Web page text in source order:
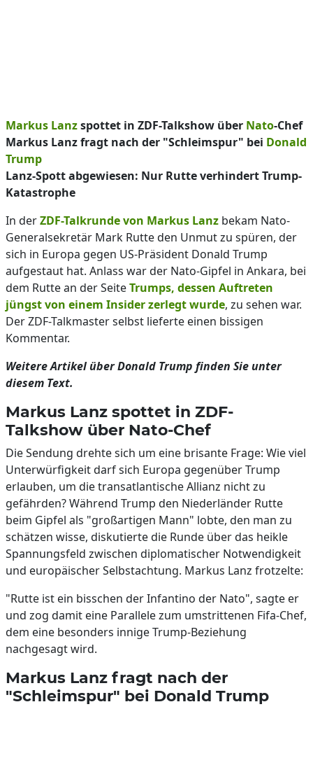
Markus Lanzspottet in ZDF-Talkshow über Nato-Chef
Markus Lanz fragt nach der "Schleimspur" bei Donald
Trump
Lanz-Spott abgewiesen: Nur Rutte verhindert Trump-
Katastrophe
In derZDF-Talkrunde von Markus Lanz bekam Nato-
Generalsekretär Mark Rutte den Unmut zu spüren, der
sich in Europa gegen US-Präsident Donald Trump
aufgestaut hat. Anlass war der Nato-Gipfel in Ankara, bei
dem Rutte an der SeiteTrumps, dessen Auftreten
jüngst von einem Insider zerlegt wurde, zu sehen war.
Der ZDF-Talkmaster selbst lieferte einen bissigen
Kommentar.
Weitere Artikel über Donald Trump finden Sie unter
diesem Text.
Markus Lanz spottet in ZDF-
Talkshow über Nato-Chef
Die Sendung drehte sich um eine brisante Frage: Wie viel
Unterwürfigkeit darf sich Europa gegenüber Trump
erlauben, um die transatlantische Allianz nicht zu
gefährden? Während Trump den Niederländer Rutte
beim Gipfel als "großartigen Mann" lobte, den man zu
schätzen wisse, diskutierte die Runde über das heikle
Spannungsfeld zwischen diplomatischer Notwendigkeit
und europäischer Selbstachtung. Markus Lanz frotzelte:
"Rutte ist ein bisschen der Infantino der Nato", sagte er
und zog damit eine Parallele zum umstrittenen Fifa-Chef,
dem eine besonders innige Trump-Beziehung
nachgesagt wird.
Markus Lanz fragt nach der
"Schleimspur" bei Donald Trump